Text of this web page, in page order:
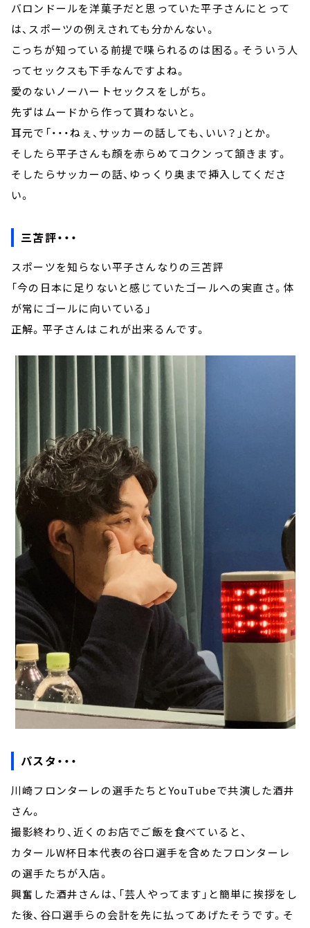
バロンドールを洋菓子だと思っていた平子さんにとって
は、スポーツの例えされても分かんない。
こっちが知っている前提で喋られるのは困る。そういう人
ってセックスも下手なんですよね。
愛のないノーハートセックスをしがち。
先ずはムードから作って貰わないと。
耳元で「・・・ねぇ、サッカーの話しても、いい？」とか。
そしたら平子さんも顔を赤らめてコクンって頷きます。
そしたらサッカーの話、ゆっくり奥まで挿入してくださ
い。
三苫評・・・
スポーツを知らない平子さんなりの三苫評
「今の日本に足りないと感じていたゴールへの実直さ。体
が常にゴールに向いている」
正解。平子さんはこれが出来るんです。
パスタ・・・
川崎フロンターレの選手たちとYouTubeで共演した酒井
さん。
撮影終わり、近くのお店でご飯を食べていると、
カタールW杯日本代表の谷口選手を含めたフロンターレ
の選手たちが入店。
興奮した酒井さんは、「芸人やってます」と簡単に挨拶をし
た後、谷口選手らの会計を先に払ってあげたそうです。そ